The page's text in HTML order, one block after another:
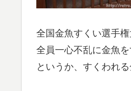
全国金魚すくい選手
全員一心不乱に金魚
というか、すくわれ